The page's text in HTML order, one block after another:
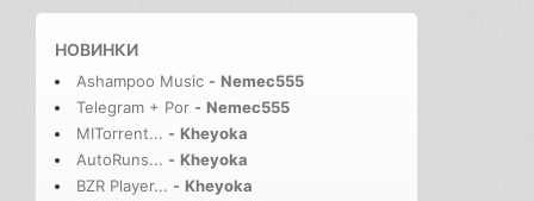
НОВИНКИ
Ashampoo Music - Nemec555
Telegram + Por - Nemec555
MITorrent... - Kheyoka
AutoRuns... - Kheyoka
BZR Player... - Kheyoka